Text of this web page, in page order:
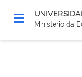
Ministério da